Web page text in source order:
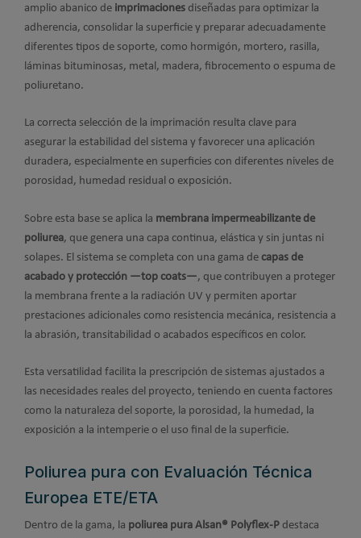
amplio abanico de imprimaciones diseñadas para optimizar la
adherencia, consolidar la superficie y preparar adecuadamente
diferentes tipos de soporte, como hormigón, mortero, rasilla,
láminas bituminosas, metal, madera, fibrocemento o espuma de
poliuretano.
La correcta selección de la imprimación resulta clave para
asegurar la estabilidad del sistema y favorecer una aplicación
duradera, especialmente en superficies con diferentes niveles de
porosidad, humedad residual o exposición.
Sobre esta base se aplica la membrana impermeabilizante de
poliurea, que genera una capa continua, elástica y sin juntas ni
solapes. El sistema se completa con una gama de capas de
acabado y protección —top coats—, que contribuyen a proteger
la membrana frente a la radiación UV y permiten aportar
prestaciones adicionales como resistencia mecánica, resistencia a
la abrasión, transitabilidad o acabados específicos en color.
Esta versatilidad facilita la prescripción de sistemas ajustados a
las necesidades reales del proyecto, teniendo en cuenta factores
como la naturaleza del soporte, la porosidad, la humedad, la
exposición a la intemperie o el uso final de la superficie.
Poliurea pura con Evaluación Técnica
Europea ETE/ETA
Dentro de la gama, la poliurea pura Alsan® Polyflex-P destaca